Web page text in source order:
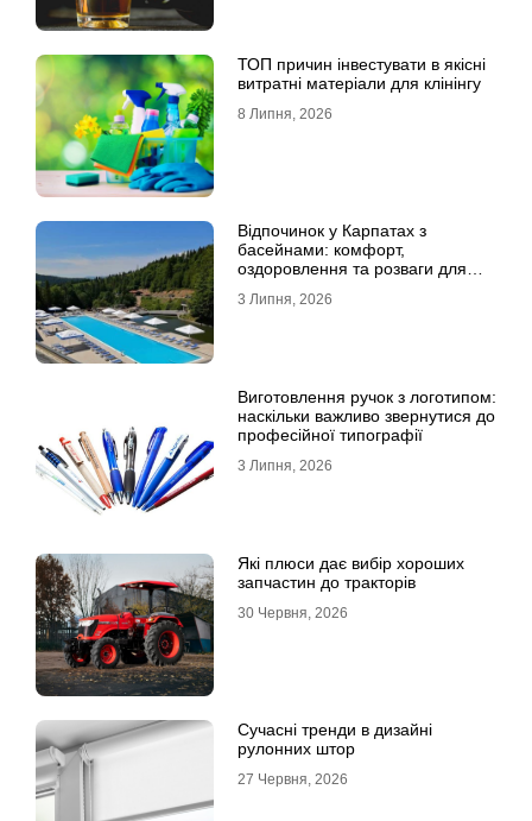
ТОП причин інвестувати в якісні
витратні матеріали для клінінгу
8 Липня, 2026
Відпочинок у Карпатах з
басейнами: комфорт,
оздоровлення та розваги для
3 Липня, 2026
Виготовлення ручок з логотипом:
наскільки важливо звернутися до
професійної типографії
3 Липня, 2026
Які плюси дає вибір хороших
запчастин до тракторів
30 Червня, 2026
Сучасні тренди в дизайні
рулонних штор
27 Червня, 2026